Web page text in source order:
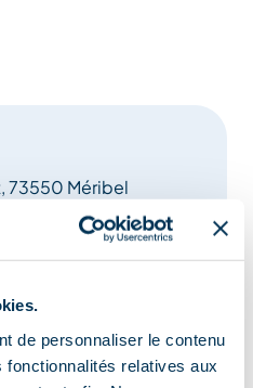
de personnaliser le contenu
relatives aux
73550 Méribel
à jour le
2025